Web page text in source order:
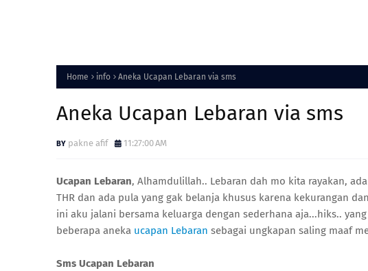
Home info Aneka Ucapan Lebaran via sms
Aneka Ucapan Lebaran via sms
pakne afif 11:27:00 AM
Ucapan Lebaran, Alhamdulillah.. Lebaran dah mo kita rayakan,
THR dan ada pula yang gak belanja khusus karena kekurangan
ini aku jalani bersama keluarga dengan sederhana aja...hiks..
beberapa aneka ucapan Lebaran sebagai ungkapan saling maaf
Sms Ucapan Lebaran